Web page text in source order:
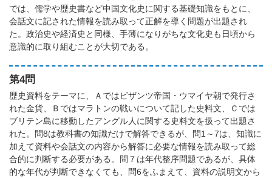
では、儒学や歴史書など中国文化史に関する基礎知識をもとに、
会話文に記された情報を読み取って正解を導く問題が出題され
た。政治史や経済史と同様、手薄になりがちな文化史も日頃から
意識的に取り組むことが大切である。
第4問
歴史資料をテーマに、Ａではビザンツ帝国・ウマイヤ朝で発行さ
れた金貨、Ｂではマラトンの戦いについて記した史料文、Ｃでは
ブリテン島に移動したアングル人に関する史料文を扱って出題さ
れた。問8は教科書の知識だけで解答できるが、問1～7は、知識に
加えて資料や会話文の内容から解答に必要な情報を読み取って総
合的に判断する必要がある。問７は年代整序問題であるが、具体
的な年代が判断できなくても、問6をふまえて、資料の説明文から